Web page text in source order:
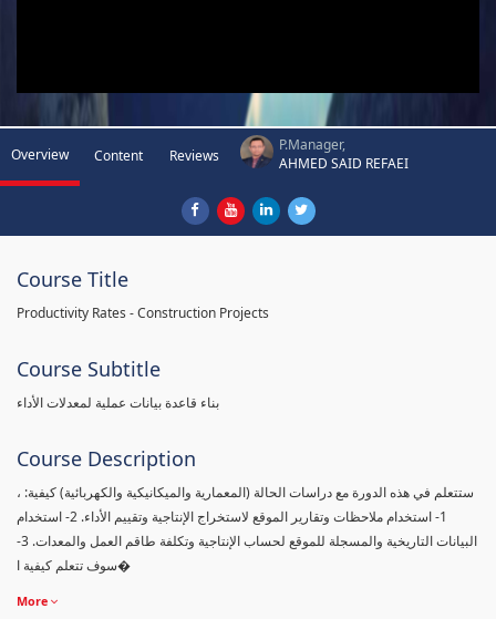
Overview Content Reviews
P.Manager,
AHMED SAID REFAEI
Course Title
Productivity Rates - Construction Projects
Course Subtitle
بناء قاعدة بيانات عملية لمعدلات الأداء
Course Description
، ستتعلم في هذه الدورة مع دراسات الحالة (المعمارية والميكانيكية والكهربائية) كيفية:
1- استخدام ملاحظات وتقارير الموقع لاستخراج الإنتاجية وتقييم الأداء. 2- استخدام
البيانات التاريخية والمسجلة للموقع لحساب الإنتاجية وتكلفة طاقم العمل والمعدات. 3-
سوف تتعلم كيفية ا�
More